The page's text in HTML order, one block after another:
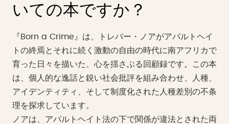
いての本ですか？
『Born a Crime』は、トレバー・ノアがアパルトヘイ
トの終焉とそれに続く激動の自由の時代に南アフリカで
育った日々を描いた、心を揺さぶる回顧録です。この本
は、個人的な逸話と鋭い社会批評を組み合わせ、人種、
アイデンティティ、そして制度化された人種差別の不条
理を探求しています。
ノアは、アパルトヘイト法の下で関係が違法とされた両